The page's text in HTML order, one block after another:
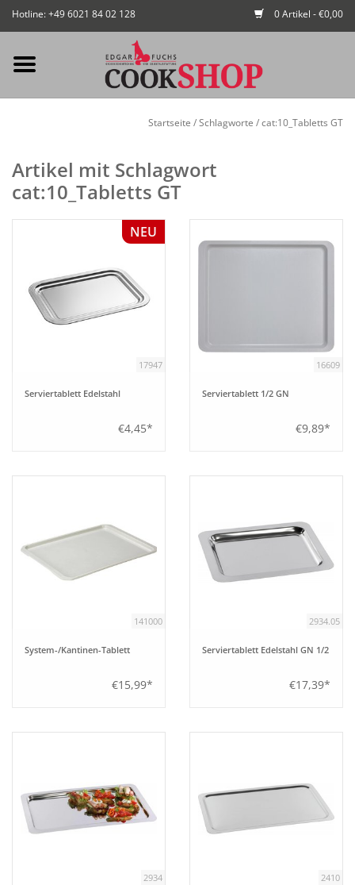
Hotline: +49 6021 84 02 128 0 Artikel - €0,00
Startseite
NEU
Buffet
Bar
Einrichtung
Berufsbekleidung
Fuchs Blog
Startseite /Schlagworte /cat:10_Tabletts GT
Artikel mit Schlagwort
cat:10_Tabletts GT
NEU
17947
Serviertablett Edelstahl
€4,45*
16609
Serviertablett 1/2 GN
€9,89*
141000
System-/Kantinen-Tablett
€15,99*
2934.05
Serviertablett Edelstahl GN 1/2
€17,39*
2934 2410